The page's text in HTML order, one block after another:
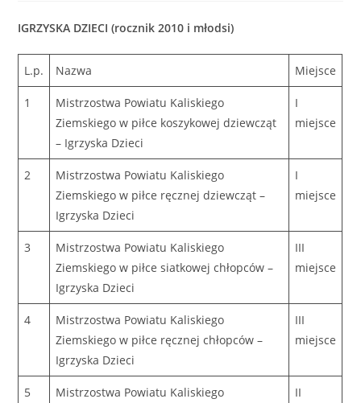
IGRZYSKA DZIECI (rocznik 2010 i młodsi)
L.p. Nazwa Miejsce
1
Mistrzostwa Powiatu Kaliskiego
Ziemskiego w piłce koszykowej dziewcząt
– Igrzyska Dzieci
I
miejsce
2
Mistrzostwa Powiatu Kaliskiego
Ziemskiego w piłce ręcznej dziewcząt –
Igrzyska Dzieci
I
miejsce
3
Mistrzostwa Powiatu Kaliskiego
Ziemskiego w piłce siatkowej chłopców –
Igrzyska Dzieci
III
miejsce
4
Mistrzostwa Powiatu Kaliskiego
Ziemskiego w piłce ręcznej chłopców –
Igrzyska Dzieci
III
miejsce
5
Mistrzostwa Powiatu Kaliskiego
II